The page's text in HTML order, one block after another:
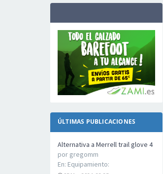
ÚLTIMAS PUBLICACIONES
Alternativa a Merrell trail glove 4
por gregomm
En: Equipamiento: